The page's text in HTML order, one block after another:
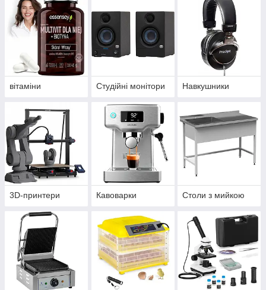
вітаміни Студійні монітори Навкушники
3D-принтери Кавоварки Столи з мийкою